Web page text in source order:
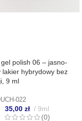
polish 06 – jasno-
lakier hybrydowy bez
9 ml
022
35,00 zł
9ml
(0)